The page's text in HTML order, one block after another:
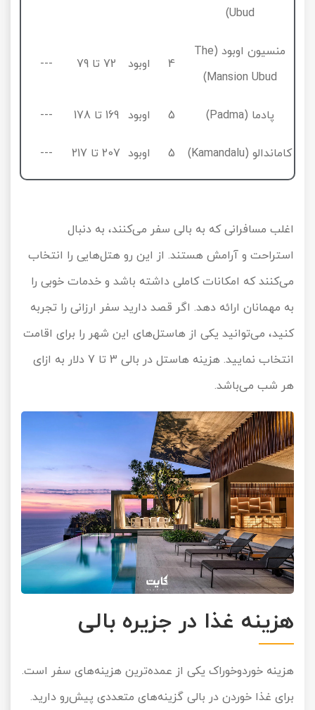
Ubud)
منسیون اوبود (The
Mansion Ubud)
4 اوبود 72 تا 79 ---
پادما (Padma) 5 اوبود 169 تا 178 ---
کاماندالو (Kamandalu) 5 اوبود 207 تا 217 ---
اغلب مسافرانی که به بالی سفر می‌کنند، به دنبال
استراحت و آرامش هستند. از این رو هتل‌هایی را انتخاب
می‌کنند که امکانات کاملی داشته باشد و خدمات خوبی را
به مهمانان ارائه دهد. اگر قصد دارید سفر ارزانی را تجربه
کنید، می‌توانید یکی از هاستل‌های این شهر را برای اقامت
انتخاب نمایید. هزینه هاستل در بالی 3 تا 7 دلار به ازای
هر شب می‌باشد.
هزینه غذا در جزیره بالی
هزینه خوردوخوراک یکی از عمده‌ترین هزینه‌های سفر است.
برای غذا خوردن در بالی گزینه‌های متعددی پیش‌رو دارید.